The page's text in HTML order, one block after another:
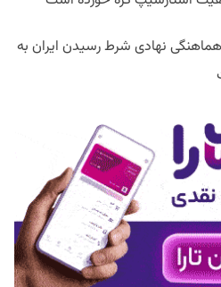
نهادی شرط رسیدن ایران به